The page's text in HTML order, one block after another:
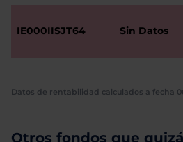
IE000IISJT64 Sin Datos
Datos de rentabilidad calculados a fecha
Otros fondos que